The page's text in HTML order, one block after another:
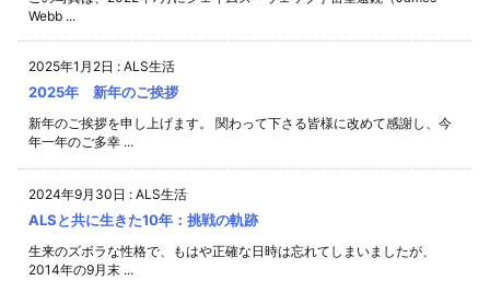
Webb ...
2025年1月2日 : ALS生活
2025年 新年のご挨拶
新年のご挨拶を申し上げます。 関わって下さる皆様に改めて感謝し、今
年一年のご多幸 ...
2024年9月30日 : ALS生活
ALSと共に生きた10年：挑戦の軌跡
生来のズボラな性格で、もはや正確な日時は忘れてしまいましたが、
2014年の9月末 ...